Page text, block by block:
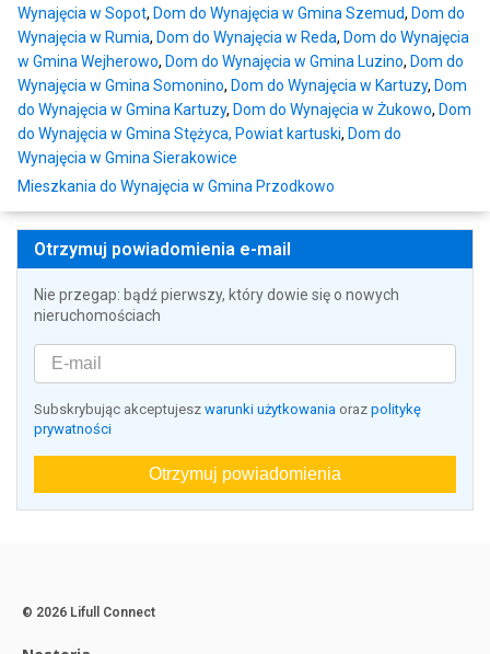
Wynajęcia w Sopot, Dom do Wynajęcia w Gmina Szemud, Dom do
Wynajęcia w Rumia, Dom do Wynajęcia w Reda, Dom do Wynajęcia
w Gmina Wejherowo, Dom do Wynajęcia w Gmina Luzino, Dom do
Wynajęcia w Gmina Somonino, Dom do Wynajęcia w Kartuzy, Dom
do Wynajęcia w Gmina Kartuzy, Dom do Wynajęcia w Żukowo, Dom
do Wynajęcia w Gmina Stężyca, Powiat kartuski, Dom do
Wynajęcia w Gmina Sierakowice
Mieszkania do Wynajęcia w Gmina Przodkowo
Otrzymuj powiadomienia e-mail
Nie przegap: bądź pierwszy, który dowie się o nowych
nieruchomościach
Subskrybując akceptujesz warunki użytkowania oraz politykę
prywatności
Otrzymuj powiadomienia
© 2026 Lifull Connect